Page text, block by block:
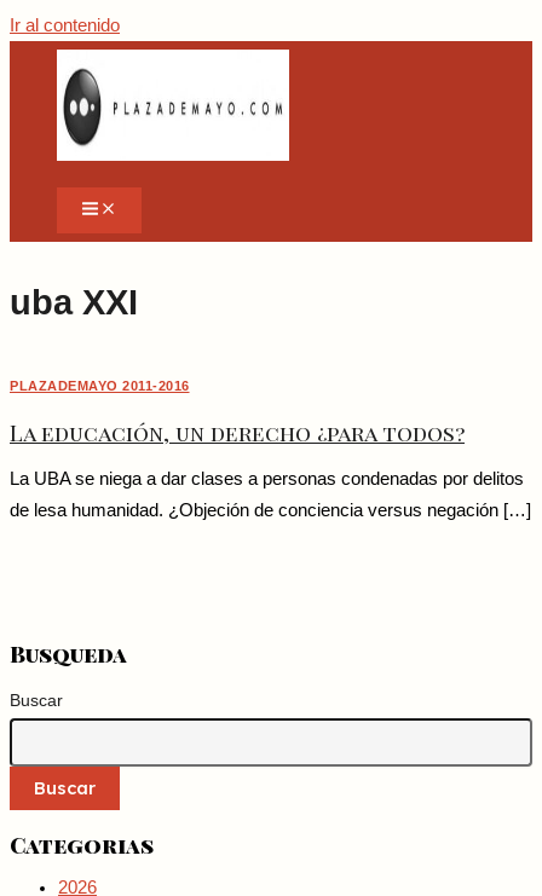
Ir al contenido
uba XXI
PLAZADEMAYO 2011-2016
La educación, un derecho ¿para todos?
La UBA se niega a dar clases a personas condenadas por delitos
de lesa humanidad. ¿Objeción de conciencia versus negación […]
Busqueda
Buscar
Buscar
Categorias
2026